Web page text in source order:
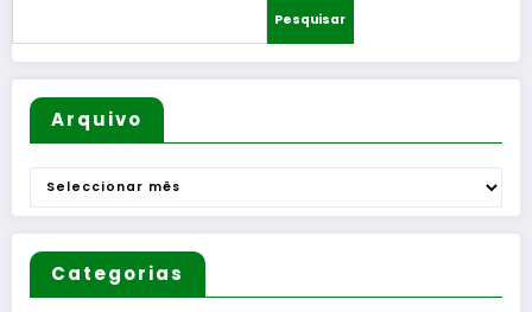
Pesquisar
Arquivo
Arquivo
Categorias